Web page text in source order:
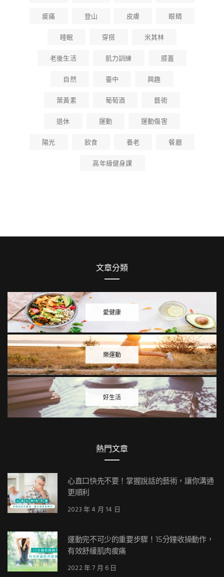
痠痛
登山 皮膚
眼睛
睡眠
穿搭
米其林
老後生活
肌力訓練
膝蓋
自然
臺中
興趣
葉黃素
葡萄酒
藝術
退休
運動
運動傷害
陽光
飲食 養老
餐廳
高年級健身課
文章分類
愛健康
樂運動
好生活
熱門文章
心直口快先不要！掌握說話的藝術，讓你溝通
更順利
2023 年 4 月 14 日
運動完不可少的重要步驟！15分鐘收操動作，
有效舒緩肌肉痠痛
2022 年 7 月 6 日